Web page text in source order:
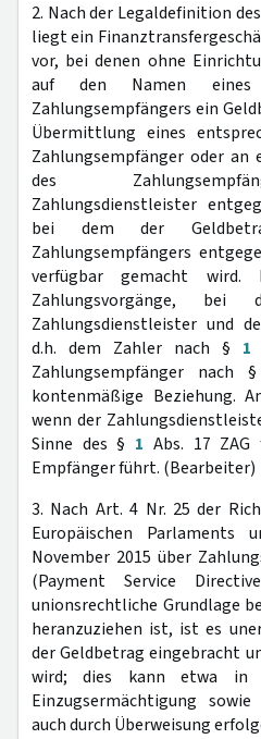
2. Nach der Legaldefinition
liegt ein
vor, bei denen ohne
auf den Namen
Zahlungsempfängers ein
Übermittlung eines
Zahlungsempfänger oder an
des
Zahlungsdienstleister
bei dem der
Zahlungsempfängers
verfügbar gemacht wird.
Zahlungsvorgänge, bei
Zahlungsdienstleister und
d.h. dem Zahler nach § 1
Zahlungsempfänger nach §
kontenmäßige Beziehung.
wenn der
Sinne des § 1 Abs. 17
Empfänger führt. (Bearbeiter)
3. Nach Art. 4 Nr. 25 der
Europäischen Parlaments
November 2015 über
(Payment Service
unionsrechtliche Grundlage
heranzuziehen ist, ist es
der Geldbetrag eingebracht
wird; dies kann etwa in
Einzugsermächtigung
auch durch Überweisung